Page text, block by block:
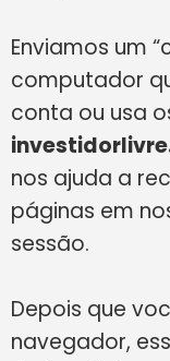
Enviamos um
computador
conta ou usa
nos ajuda a
páginas em
sessão.
Depois que
navegador,